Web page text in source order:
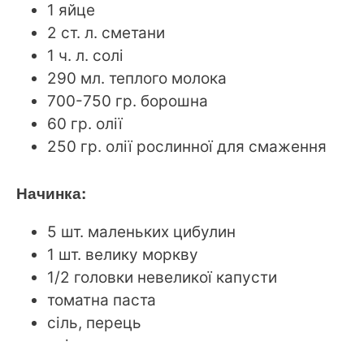
1 яйце
2 ст. л. сметани
1 ч. л. солі
290 мл. теплого молока
700-750 гр. борошна
60 гр. олії
250 гр. олії рослинної для смаження
Начинка:
5 шт. маленьких цибулин
1 шт. велику моркву
1/2 головки невеликої капусти
томатна паста
сіль, перець